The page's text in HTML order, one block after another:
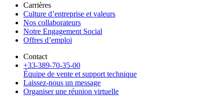
Carrières
Culture d’entreprise et valeurs
Nos collaborateurs
Notre Engagement Social
Offres d’emploi
Contact
+33-389-70-35-00
Équipe de vente et support technique
Laissez-nous un message
Organiser une réunion virtuelle